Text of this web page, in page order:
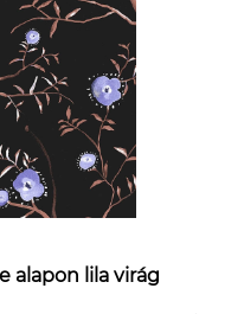
alapon lila virág